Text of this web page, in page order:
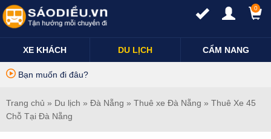
0
XE KHÁCH DU LỊCH CẨM NANG
Bạn muốn đi đâu?
Trang chủ » Du lịch » Đà Nẵng » Thuê xe Đà Nẵng » Thuê Xe 45
Chỗ Tại Đà Nẵng